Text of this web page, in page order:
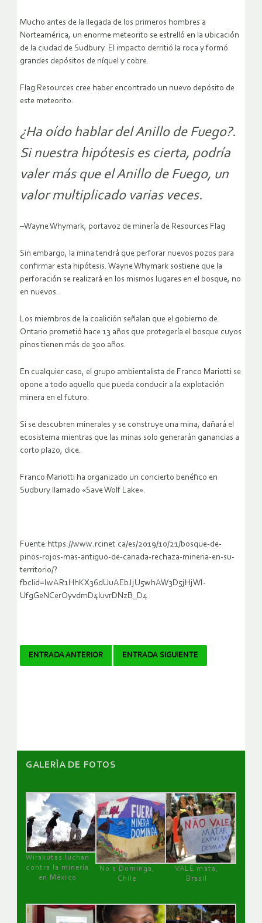
Mucho antes de la llegada de los primeros hombres a
Norteamérica, un enorme meteorito se estrelló en la ubicación
de la ciudad de Sudbury. El impacto derritió la roca y formó
grandes depósitos de níquel y cobre.
Flag Resources cree haber encontrado un nuevo depósito de
este meteorito.
¿Ha oído hablar del Anillo de Fuego?.
Si nuestra hipótesis es cierta, podría
valer más que el Anillo de Fuego, un
valor multiplicado varias veces.
–Wayne Whymark, portavoz de minería de Resources Flag
Sin embargo, la mina tendrá que perforar nuevos pozos para
confirmar esta hipótesis. Wayne Whymark sostiene que la
perforación se realizará en los mismos lugares en el bosque, no
en nuevos.
Los miembros de la coalición señalan que el gobierno de
Ontario prometió hace 13 años que protegería el bosque cuyos
pinos tienen más de 300 años.
En cualquier caso, el grupo ambientalista de Franco Mariotti se
opone a todo aquello que pueda conducir a la explotación
minera en el futuro.
Si se descubren minerales y se construye una mina, dañará el
ecosistema mientras que las minas solo generarán ganancias a
corto plazo, dice.
Franco Mariotti ha organizado un concierto benéfico en
Sudbury llamado «Save Wolf Lake».
Fuente:https://www.rcinet.ca/es/2019/10/21/bosque-de-
pinos-rojos-mas-antiguo-de-canada-rechaza-mineria-en-su-
territorio/?
fbclid=IwAR1HhKX36dUuAEbJjU5whAW3D5jHjWI-
UfgGeNCerOyvdmD4luvrDNzB_D4
Navegador
ENTRADA ANTERIOR ENTRADA SIGUIENTE
GALERÌA DE FOTOS
Wirakutas luchan
contra la minería
en México
No a Dominga,
Chile
VALE mata,
Brasil